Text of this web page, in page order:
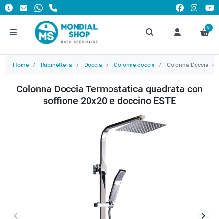
0
Home Rubinetteria Doccia Colonne doccia Colonna Doccia
Colonna Doccia Termostatica quadrata con
soffione 20x20 e doccino ESTE
keyboard_arrow_left keyboard_arrow_right